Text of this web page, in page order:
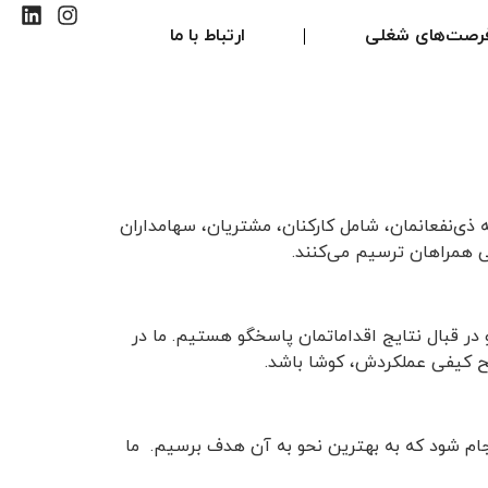
شغلی ارتباط با ما
شامل کارکنان، مشتریان، سهامداران
همراهان ترسیم می‌کنند.
قبال نتایج اقداماتمان پاسخگو هستیم. ما در
کیفی عملکردش، کوشا باشد.
شود که به بهترین نحو به آن هدف برسیم. ما